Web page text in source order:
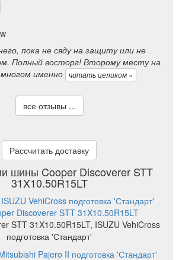
пока не сяду на защиту или не
Полный восторг! Второму месту на
многом именно читать целиком »
все отзывы ...
Рассчитать доставку
шины Cooper Discoverer STT
31X10.50R15LT
STT 31X10.50R15LT, ISUZU VehiCross
подготовка 'Стандарт'